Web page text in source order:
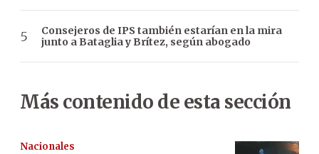
Consejeros de IPS también estarían en la mira
junto a Bataglia y Brítez, según abogado
Más contenido de esta sección
Nacionales